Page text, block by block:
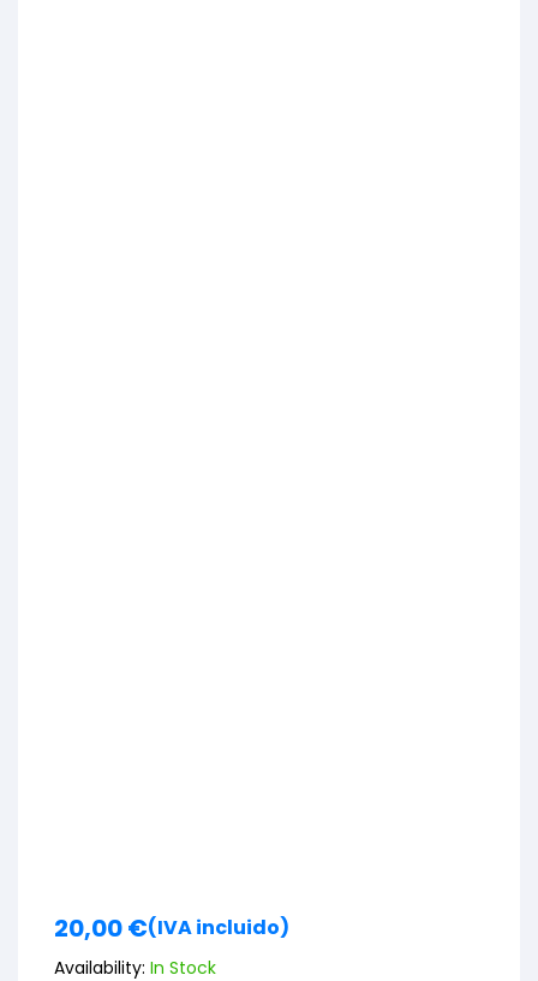
20,00€(IVA incluido)
Availability: In Stock